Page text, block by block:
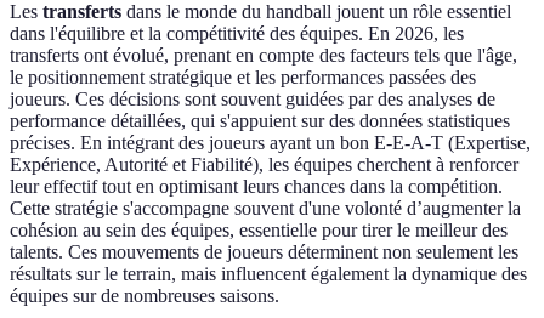
Les transferts dans le monde du handball jouent un rôle essentiel
dans l'équilibre et la compétitivité des équipes. En 2026, les
transferts ont évolué, prenant en compte des facteurs tels que l'âge,
le positionnement stratégique et les performances passées des
joueurs. Ces décisions sont souvent guidées par des analyses de
performance détaillées, qui s'appuient sur des données statistiques
précises. En intégrant des joueurs ayant un bon E-E-A-T (Expertise,
Expérience, Autorité et Fiabilité), les équipes cherchent à renforcer
leur effectif tout en optimisant leurs chances dans la compétition.
Cette stratégie s'accompagne souvent d'une volonté d’augmenter la
cohésion au sein des équipes, essentielle pour tirer le meilleur des
talents. Ces mouvements de joueurs déterminent non seulement les
résultats sur le terrain, mais influencent également la dynamique des
équipes sur de nombreuses saisons.